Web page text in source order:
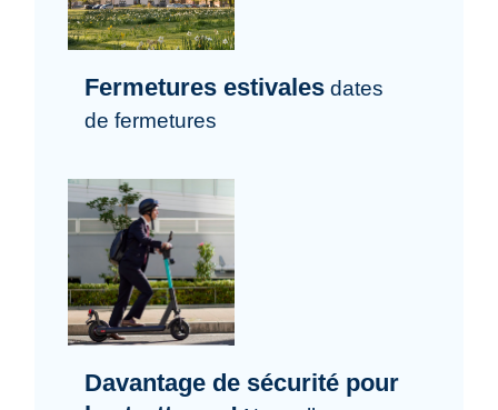
Fermetures estivales dates
de fermetures
Davantage de sécurité pour